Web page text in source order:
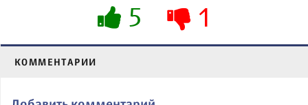
5 1
КОММЕНТАРИИ